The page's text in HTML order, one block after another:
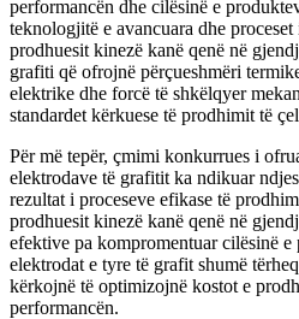
performancën dhe cilësinë e
teknologjitë e avancuara dhe
prodhuesit kinezë kanë qenë në
grafiti që ofrojnë përçueshmëri
elektrike dhe forcë të shkëlqyer
standardet kërkuese të prodhimit të
Për më tepër, çmimi konkurrues i
elektrodave të grafitit ka ndikuar
rezultat i proceseve efikase të
prodhuesit kinezë kanë qenë në
efektive pa kompromentuar cilësinë
elektrodat e tyre të grafit shumë
kërkojnë të optimizojnë kostot e
performancën.